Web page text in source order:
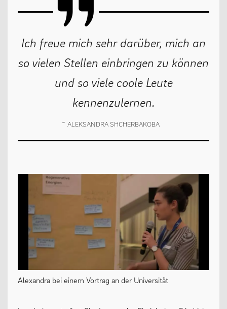
Ich freue mich sehr darüber, mich an
so vielen Stellen einbringen zu können
und so viele coole Leute
kennenzulernen.
ALEKSANDRA SHCHERBAKOBA
Alexandra bei einem Vortrag an der Universität